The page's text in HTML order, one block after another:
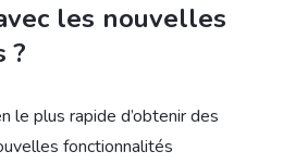
les nouvelles
?
le plus rapide d’obtenir des
fonctionnalités